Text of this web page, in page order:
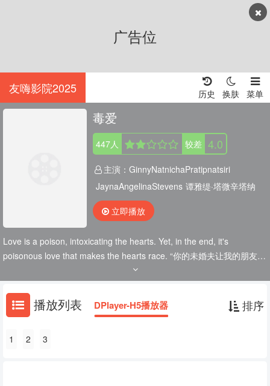
广告位
友嗨影院2025 菜单
换肤
历史
毒爱
447人 较差 4.0
主演：GinnyNatnichaPratipnatsiri
JaynaAngelinaStevens 谭雅缇·塔微辛塔纳
RenéeVeronicaPagano
立即播放
Love is a poison, intoxicating the hearts. Yet, in the end, it's
poisonous love that makes the hearts race. “你的未婚夫让我的朋友怀
孕了。”Prem医生（Ginny饰）在自己期待已久的婚礼上，听到了来自
反派女演员Pat（Jayna饰）带来的惊人消息，她的人生就此改变。 “那
个女人，带来了毁掉我人生的消息，可为什么，我开始想念她。”
播放列表 排序
DPlayer-H5播放器
1 2 3